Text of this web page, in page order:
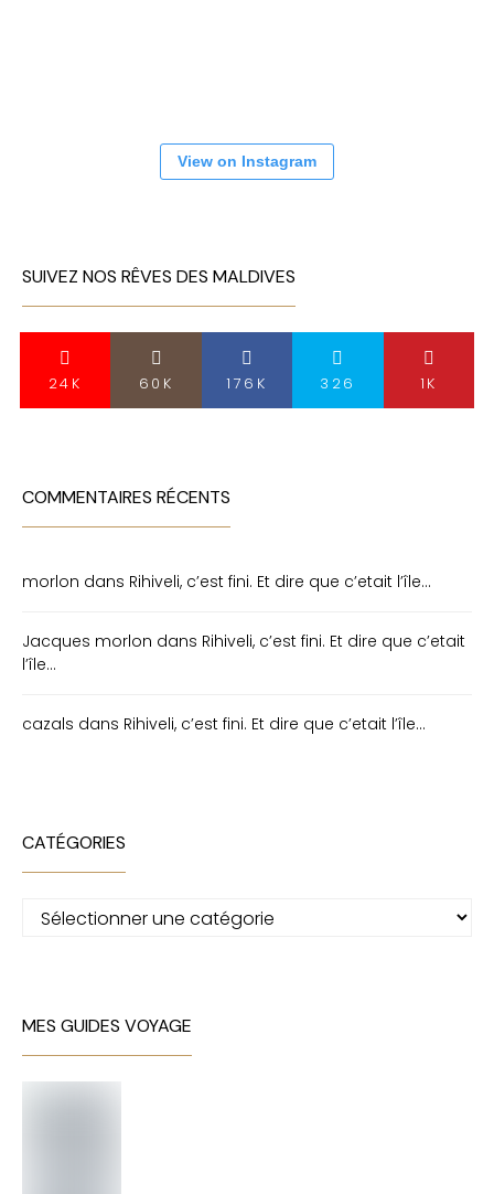
View on Instagram
SUIVEZ NOS RÊVES DES MALDIVES
24K 60K 176K 326 1K
COMMENTAIRES RÉCENTS
morlon dans Rihiveli, c’est fini. Et dire que c’etait l’île…
Jacques morlon dans Rihiveli, c’est fini. Et dire que c’etait
l’île…
cazals dans Rihiveli, c’est fini. Et dire que c’etait l’île…
CATÉGORIES
Catégories
MES GUIDES VOYAGE